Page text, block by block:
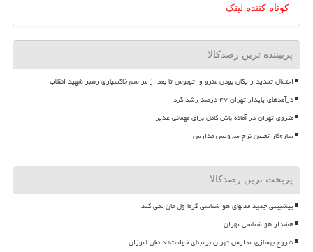
کوتاه کننده لینک
پربیننده ترین رصدکالا
احتمال تمدید رایگان بودن مترو و اتوبوس تا بعد از مراسم خاکسپاری رهبر شهید انقلاب
درآمدهای پایدار تهران ۴۷ درصد رشد کرد
متروی تهران در آماده باش کامل برای مهمانی غدیر
سازوکار تعیین نرخ سرویس مدارس
پربحث ترین رصدکالا
پیشبینی جدید مدلهای هواشناسی گرما ول مان نمی کند!
هشدار هواشناسی تهران
شروع بهسازی مدارس تهران برمبنای خواسته دانش آموزان